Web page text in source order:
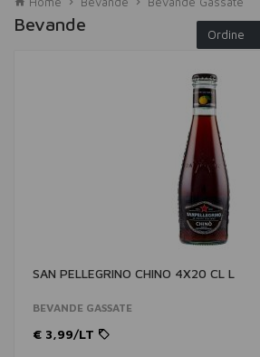
Ordine
Bevande
SAN PELLEGRINO CHINO 4X20 CL L
BEVANDE GASSATE
€ 3,99/LT